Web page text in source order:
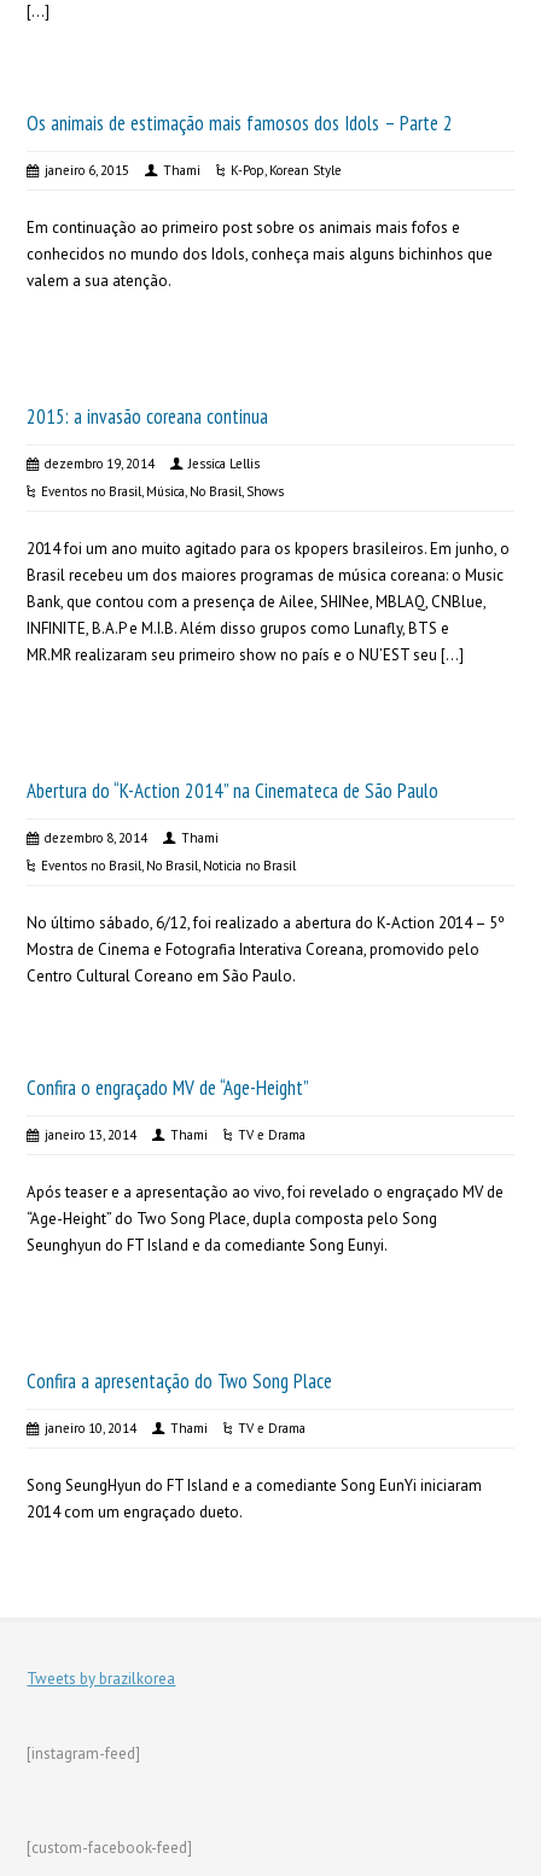
[…]
Os animais de estimação mais famosos dos Idols – Parte 2
janeiro 6, 2015 Thami K-Pop, Korean Style
Em continuação ao primeiro post sobre os animais mais fofos e
conhecidos no mundo dos Idols, conheça mais alguns bichinhos que
valem a sua atenção.
2015: a invasão coreana continua
dezembro 19, 2014
Jessica Lellis
Eventos no Brasil, Música, No Brasil, Shows
2014 foi um ano muito agitado para os kpopers brasileiros. Em junho, o
Brasil recebeu um dos maiores programas de música coreana: o Music
Bank, que contou com a presença de Ailee, SHINee, MBLAQ, CNBlue,
INFINITE, B.A.P e M.I.B. Além disso grupos como Lunafly, BTS e
MR.MR realizaram seu primeiro show no país e o NU’EST seu […]
Abertura do “K-Action 2014” na Cinemateca de São Paulo
dezembro 8, 2014
Thami
Eventos no Brasil, No Brasil, Noticia no Brasil
No último sábado, 6/12, foi realizado a abertura do K-Action 2014 – 5º
Mostra de Cinema e Fotografia Interativa Coreana, promovido pelo
Centro Cultural Coreano em São Paulo.
Confira o engraçado MV de “Age-Height”
janeiro 13, 2014 Thami TV e Drama
Após teaser e a apresentação ao vivo, foi revelado o engraçado MV de
“Age-Height” do Two Song Place, dupla composta pelo Song
Seunghyun do FT Island e da comediante Song Eunyi.
Confira a apresentação do Two Song Place
janeiro 10, 2014 Thami TV e Drama
Song SeungHyun do FT Island e a comediante Song EunYi iniciaram
2014 com um engraçado dueto.
Tweets by brazilkorea
[instagram-feed]
[custom-facebook-feed]